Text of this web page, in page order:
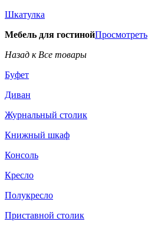
Шкатулка
Мебель для гостинойПросмотреть
Назад к Все товары
Буфет
Диван
Журнальный столик
Книжный шкаф
Консоль
Кресло
Полукресло
Приставной столик